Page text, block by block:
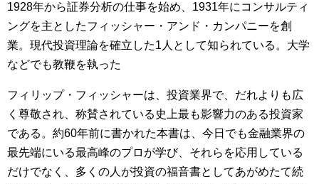
1928年から証券分析の仕事を始め、1931年にコンサルティ
ングを主としたフィッシャー・アンド・カンパニーを創
業。現代投資理論を確立した1人として知られている。大学
などでも教鞭を執った
フィリップ・フィッシャーは、投資業界で、だれよりも広
く尊敬され、称賛されている史上最も影響力のある投資家
である。約60年前に書かれた本書は、今日でも金融業界の
最先端にいる最高峰のプロが学び、それらを応用している
だけでなく、多くの人が投資の福音書としてあがめたて続